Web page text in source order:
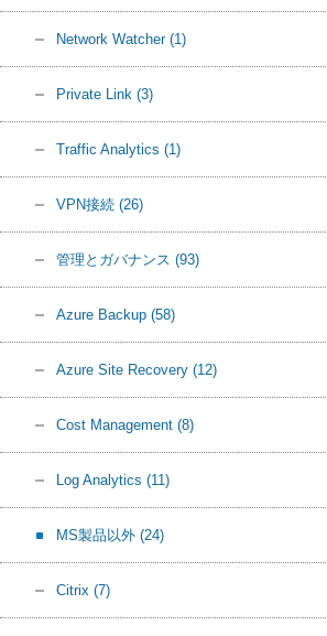
Network Watcher (1)
Private Link (3)
Traffic Analytics (1)
VPN接続 (26)
管理とガバナンス (93)
Azure Backup (58)
Azure Site Recovery (12)
Cost Management (8)
Log Analytics (11)
MS製品以外 (24)
Citrix (7)